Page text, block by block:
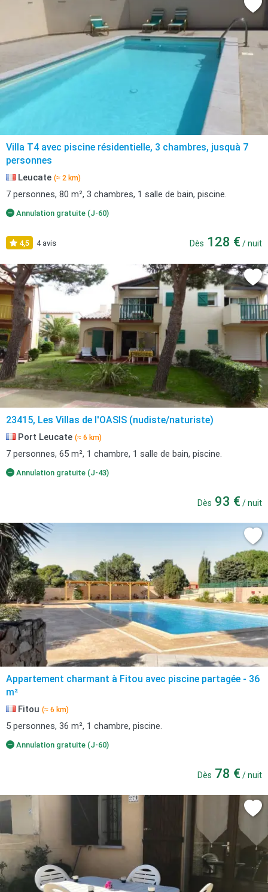
Villa T4 avec piscine résidentielle, 3 chambres, jusquà 7
personnes
Leucate (≈ 2 km)
7 personnes, 80 m², 3 chambres, 1 salle de bain, piscine.
Annulation gratuite (J-60)
4,5 4 avis Dès 128 € / nuit
23415, Les Villas de l'OASIS (nudiste/naturiste)
Port Leucate (≈ 6 km)
7 personnes, 65 m², 1 chambre, 1 salle de bain, piscine.
Annulation gratuite (J-43)
Dès 93 € / nuit
Appartement charmant à Fitou avec piscine partagée - 36
m²
Fitou (≈ 6 km)
5 personnes, 36 m², 1 chambre, piscine.
Annulation gratuite (J-60)
Dès 78 € / nuit